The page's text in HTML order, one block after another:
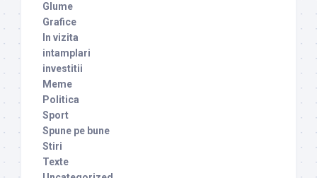
Glume
Grafice
In vizita
intamplari
investitii
Meme
Politica
Sport
Spune pe bune
Stiri
Texte